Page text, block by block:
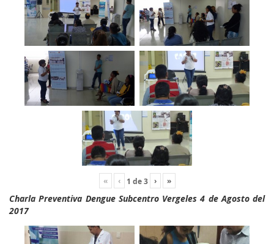
« ‹ 1 de3 › »
Charla Preventiva Dengue Subcentro Vergeles 4 de Agosto del
2017